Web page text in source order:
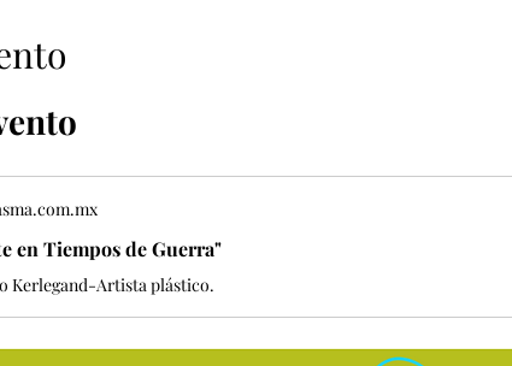
en Tiempos de Guerra"
Kerlegand-Artista plástico.